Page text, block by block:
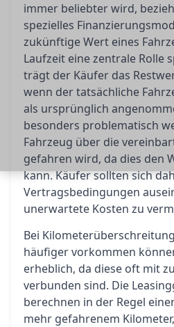
immer beliebter wird,
spezielles
zukünftige Wert eines
Laufzeit eine zentrale Rolle
trägt der Käufer das
wenn der tatsächliche
als ursprünglich
besonders problematisch
Fahrzeug über die
gefahren wird, da dies den
kann. Käufer sollten sich
Vertragsbedingungen
unerwartete Kosten zu
Bei
häufiger vorkommen
erheblich, da diese oft mit
verbunden sind. Die
berechnen in der Regel
mehr gefahrenem